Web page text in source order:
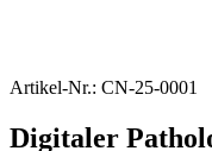
Artikel-Nr.: CN-25-0001
Digitaler